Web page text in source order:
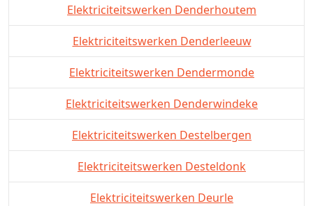
Elektriciteitswerken Denderhoutem
Elektriciteitswerken Denderleeuw
Elektriciteitswerken Dendermonde
Elektriciteitswerken Denderwindeke
Elektriciteitswerken Destelbergen
Elektriciteitswerken Desteldonk
Elektriciteitswerken Deurle